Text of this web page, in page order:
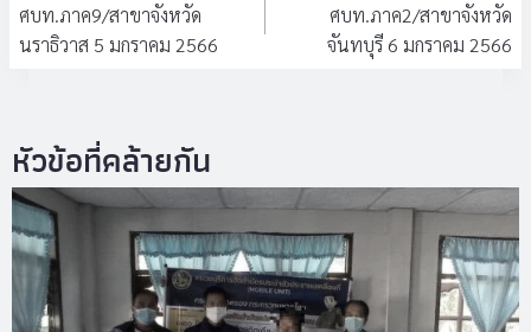
ศบท.ภาค9/สาขาจังหวัด
นราธิวาส 5 มกราคม 2566
ศบท.ภาค2/สาขาจังหวัด
จันทบุรี 6 มกราคม 2566